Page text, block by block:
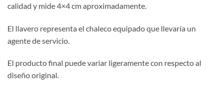
calidad y mide 4×4 cm aproximadamente.
El llavero representa el chaleco equipado que llevaría un
agente de servicio.
El producto final puede variar ligeramente con respecto al
diseño original.